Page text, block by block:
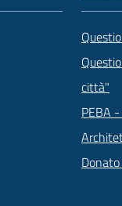
città"
PEBA